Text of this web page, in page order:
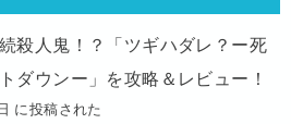
殺人鬼！？「ツギハダレ？ー死
ダウンー」を攻略＆レビュー！
に投稿された